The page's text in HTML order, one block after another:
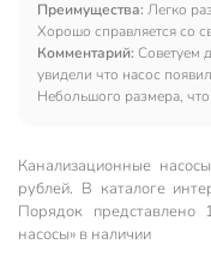
Преимущества: Легко
Хорошо справляется со
Комментарий: Советуем
увидели что насос
Небольшого размера, что
обратите своё внимание
Канализационные
рублей. В каталоге
Порядок представлено
насосы» в наличии